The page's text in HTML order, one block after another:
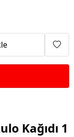
Kağıdı 1